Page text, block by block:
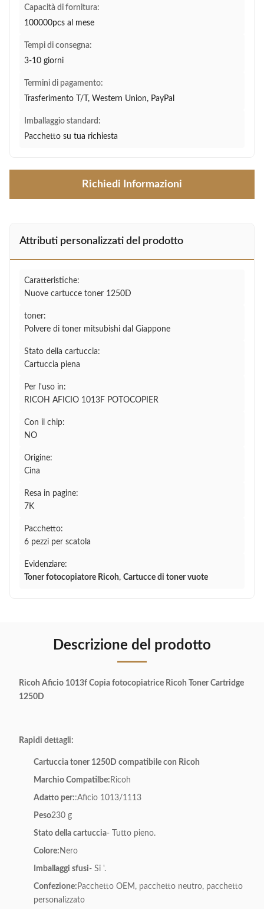
Capacità di fornitura:
100000pcs al mese
Tempi di consegna:
3-10 giorni
Termini di pagamento:
Trasferimento T/T, Western Union, PayPal
Imballaggio standard:
Pacchetto su tua richiesta
Richiedi Informazioni
Attributi personalizzati del prodotto
Caratteristiche:
Nuove cartucce toner 1250D
toner:
Polvere di toner mitsubishi dal Giappone
Stato della cartuccia:
Cartuccia piena
Per l'uso in:
RICOH AFICIO 1013F POTOCOPIER
Con il chip:
NO
Origine:
Cina
Resa in pagine:
7K
Pacchetto:
6 pezzi per scatola
Evidenziare:
Toner fotocopiatore Ricoh, Cartucce di toner vuote
Descrizione del prodotto
Ricoh Aficio 1013f Copia fotocopiatrice Ricoh Toner Cartridge
1250D
Rapidi dettagli:
Cartuccia toner 1250D compatibile con Ricoh
Marchio Compatilbe: Ricoh
Adatto per::Aficio 1013/1113
Peso230 g
Stato della cartuccia- Tutto pieno.
Colore: Nero
Imballaggi sfusi- Si '.
Confezione: Pacchetto OEM, pacchetto neutro, pacchetto
personalizzato